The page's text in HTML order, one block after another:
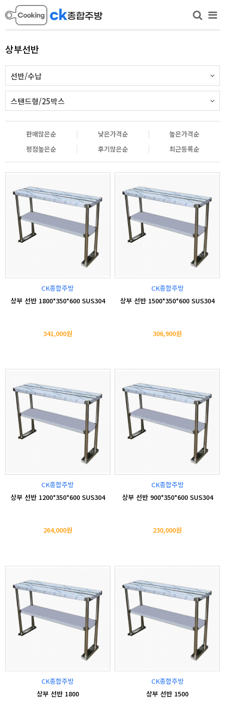
상부선반
선반/수납
스탠드형/25박스
판매많은순 낮은가격순
높은가격순
평점높은순
후기많은순 최근등록순
CK종합주방
상부 선반 1800*350*600 SUS304
341,000원
CK종합주방
상부 선반 1500*350*600 SUS304
306,900원
CK종합주방
상부 선반 1200*350*600 SUS304
264,000원
CK종합주방
상부 선반 900*350*600 SUS304
230,000원
CK종합주방
상부 선반 1800
CK종합주방
상부 선반 1500